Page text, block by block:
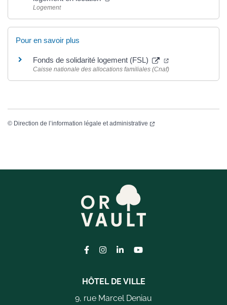
Logement
Pour en savoir plus
Fonds de solidarité logement (FSL)
Caisse nationale des allocations familiales (Cnaf)
© Direction de l’information légale et administrative
Lien vers le compte Facebook
Lien vers le compte Instagram
Lien vers le compte Linkedin
Lien vers la chaîne
HÔTEL DE VILLE
9, rue Marcel Deniau